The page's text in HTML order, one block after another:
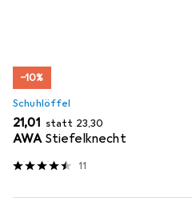
−10%
Schuhlöffel
EUR
21,01 statt EUR
23,30
AWA Stiefelknecht
11